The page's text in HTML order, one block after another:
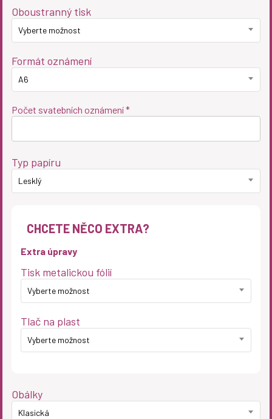
Oboustranný tisk
Vyberte možnost
Formát oznámení
A6
Počet svatebních oznámení *
Typ papíru
Lesklý
CHCETE NĚCO EXTRA?
Extra úpravy
Tisk metalickou fólií
Vyberte možnost
Tlač na plast
Vyberte možnost
Obálky
Klasická